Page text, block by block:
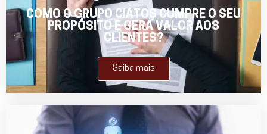
COMO O GRUPO CIATOS CUMPRE O SEU
PROPÓSITO E GERA VALOR AOS
CLIENTES?
Saiba mais